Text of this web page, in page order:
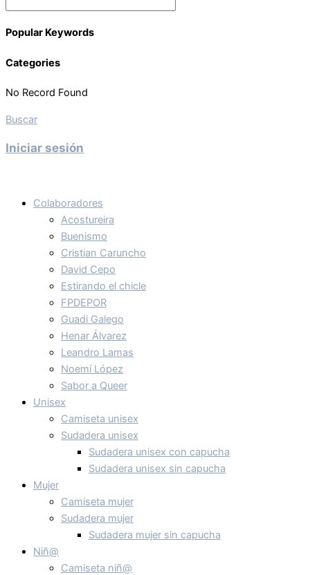
Popular Keywords
Categories
No Record Found
Buscar
Iniciar sesión
Colaboradores
Acostureira
Buenismo
Cristian Caruncho
David Cepo
Estirando el chicle
FPDEPOR
Guadi Galego
Henar Álvarez
Leandro Lamas
Noemí López
Sabor a Queer
Unisex
Camiseta unisex
Sudadera unisex
Sudadera unisex con capucha
Sudadera unisex sin capucha
Mujer
Camiseta mujer
Sudadera mujer
Sudadera mujer sin capucha
Niñ@
Camiseta niñ@